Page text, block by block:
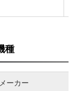
種
メーカー